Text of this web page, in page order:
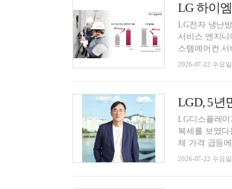
LG 하이
LG전자 냉난
서비스 엔지니
스템에어컨
2026-07-22 수요
LGD, 5년
LG디스플레
복세를 보였
체 가격 급등
2026-07-22 수요